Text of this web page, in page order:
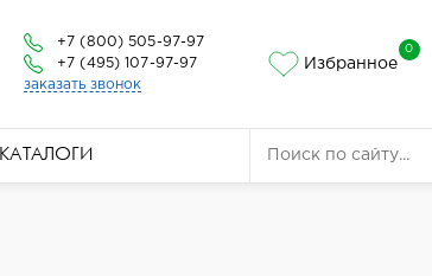
+7 (800) 505-97-97
+7 (495) 107-97-97
заказать звонок
Избранное
0
КАТАЛОГИ